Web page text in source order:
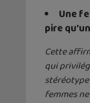
Une
pire
Cette
qui
femmes